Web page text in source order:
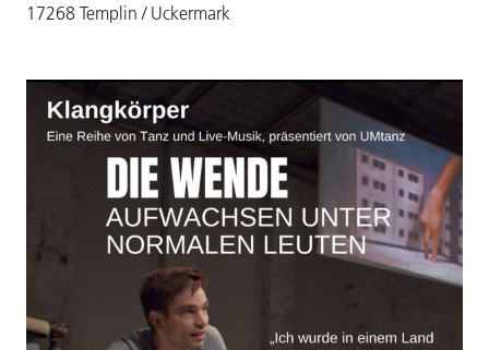
17268 Templin / Uckermark